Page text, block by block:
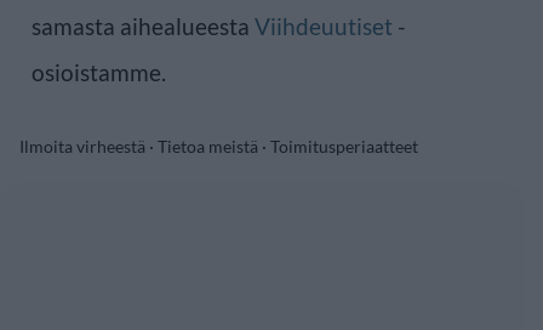
samasta aihealueesta Viihdeuutiset -
osioistamme.
Ilmoita virheestä · Tietoa meistä · Toimitusperiaatteet